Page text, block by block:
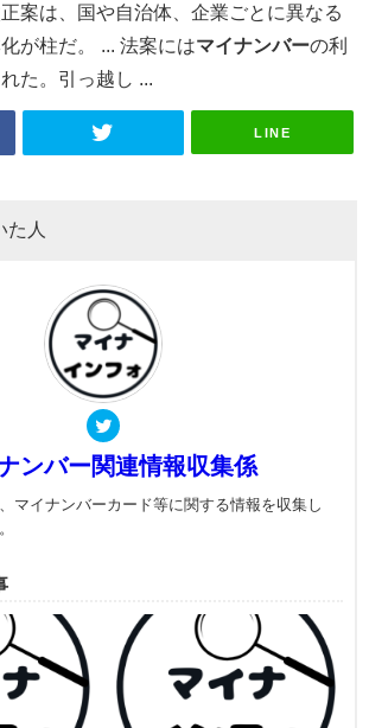
案は、国や自治体、企業ごとに異なる
が柱だ。 ... 法案にはマイナンバーの利
た。引っ越し ...
LINE
た人
ンバー関連情報収集係
マイナンバーカード等に関する情報を収集し